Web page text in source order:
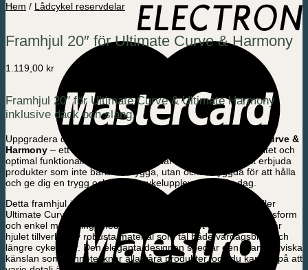
Hem / Lådcykel reservdelar
Framhjul 20″ för Ultimate Curve & Harmony
1.119,00 kr
Framhjul 20″ för Ultimate Curve & Ultimate Harmony
inklusive däck och slang.
Uppgradera din cykel med vårt
Framhjul 20″ för Ultimate Curve &
Harmony – ett hjul som kombinerar dansk design, hög kvalitet och
optimal funktionalitet. Hos Amladcyklar är vi stolta över att erbjuda
produkter som inte bara är snygga, utan också byggda för att hålla
och ge dig en trygg och smidig cykelupplevelse varje dag.
Detta framhjul är speciellt utvecklat för våra populära modeller
Ultimate Curve och Harmony, vilket garanterar en perfekt passform
och enkel montering. Med fokus på hållbarhet och prestanda är
hjulet tillverkat av robusta material som tål både vardagsbruk och
längre cykelturer. Den eleganta designen speglar den skandinaviska
känslan som kännetecknar alla våra produkter, och du kan lita på att